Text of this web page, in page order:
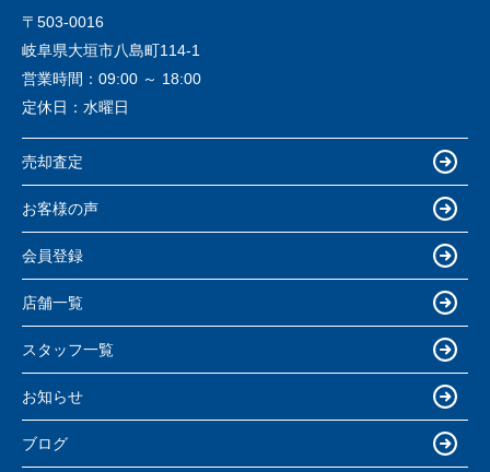
〒503-0016
岐阜県大垣市八島町114-1
営業時間： 09:00 ～ 18:00
定休日： 水曜日
売却査定
お客様の声
会員登録
店舗一覧
スタッフ一覧
お知らせ
ブログ